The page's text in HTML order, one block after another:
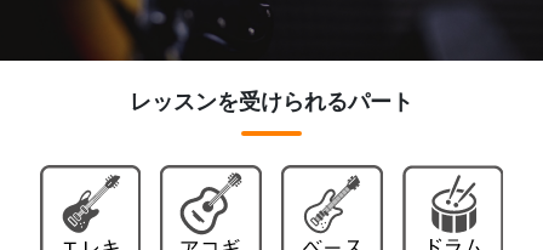
レッスンを受けられるパート